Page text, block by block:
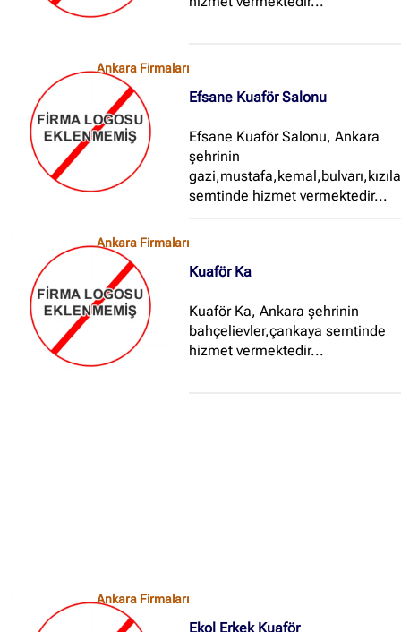
Ankara Firmaları
Efsane Kuaför Salonu
Efsane Kuaför Salonu, Ankara
şehrinin
semtinde hizmet vermektedir...
Ankara Firmaları
Kuaför Ka
Kuaför Ka, Ankara şehrinin
bahçelievler,çankaya semtinde
hizmet vermektedir...
Ankara Firmaları
Ekol Erkek Kuaför